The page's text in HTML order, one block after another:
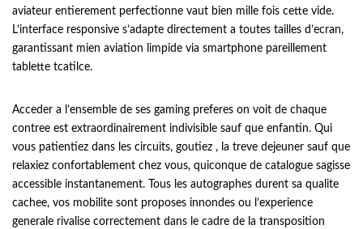
aviateur entierement perfectionne vaut bien mille fois cette vide.
L’interface responsive s’adapte directement a toutes tailles d’ecran,
garantissant mien aviation limpide via smartphone pareillement
tablette tcatilce.
Acceder a l’ensemble de ses gaming preferes on voit de chaque
contree est extraordinairement indivisible sauf que enfantin. Qui
vous patientiez dans les circuits, goutiez , la treve dejeuner sauf que
relaxiez confortablement chez vous, quiconque de catalogue sagisse
accessible instantanement. Tous les autographes durent sa qualite
cachee, vos mobilite sont proposes innondes ou l’experience
generale rivalise correctement dans le cadre de la transposition